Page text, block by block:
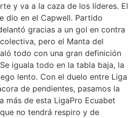
y va a la caza de los líderes. El
dio en el Capwell. Partido
gracias a un gol en contra
pero el Manta del
todo con una gran definición
iguala todo en la tabla baja, la
lento. Con el duelo entre Liga
de pendientes, pasamos la
más de esta LigaPro Ecuabet
no tendrá respiro y de